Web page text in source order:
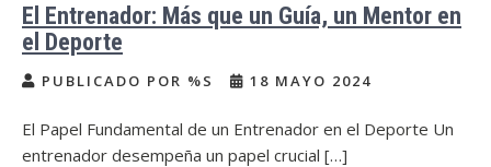
El Entrenador: Más que un Guía, un Mentor en
el Deporte
PUBLICADO POR %S 18 MAYO 2024
El Papel Fundamental de un Entrenador en el Deporte Un
entrenador desempeña un papel crucial […]